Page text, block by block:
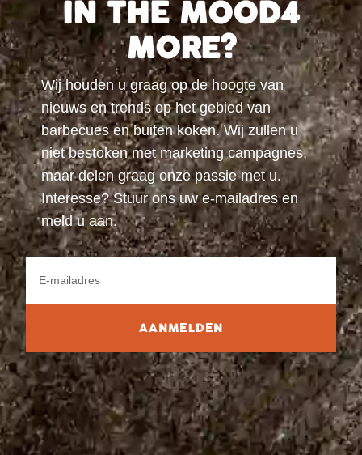
IN THE MOOD4
MORE?
Wij houden u graag op de hoogte van
nieuws en trends op het gebied van
barbecues en buiten koken. Wij zullen u
niet bestoken met marketing campagnes,
maar delen graag onze passie met u.
Interesse? Stuur ons uw e-mailadres en
meld u aan.
AANMELDEN